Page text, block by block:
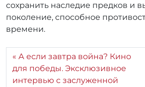
сохранить наследие предков и
поколение, способное
времени.
А если завтра война? Кино
для победы. Эксклюзивное
интервью с заслуженной